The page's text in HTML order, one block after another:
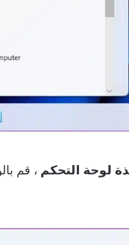
لوحة التحكم ، قم